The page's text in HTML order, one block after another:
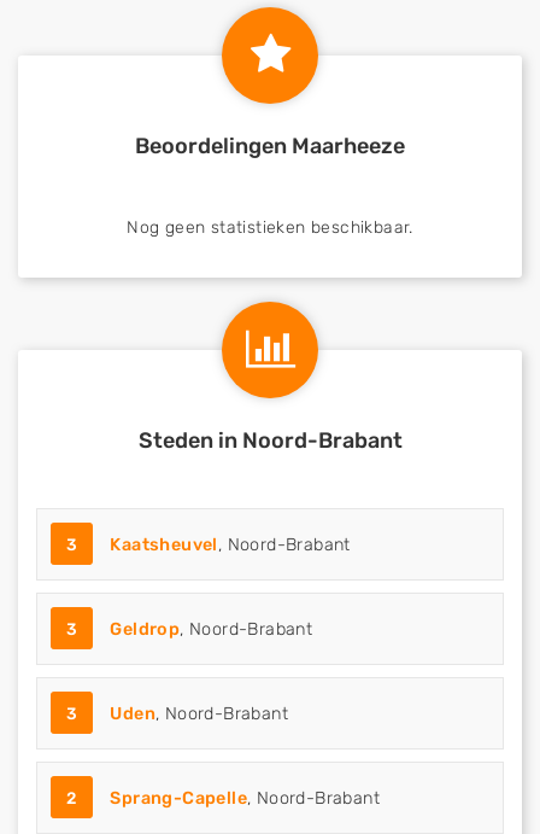
Beoordelingen Maarheeze
Nog geen statistieken beschikbaar.
Steden in Noord-Brabant
3 Kaatsheuvel, Noord-Brabant
3 Geldrop, Noord-Brabant
3 Uden, Noord-Brabant
2 Sprang-Capelle, Noord-Brabant